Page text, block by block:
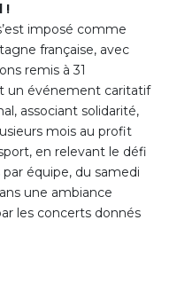
!
imposé comme
française, avec
remis à 31
un événement caritatif
associant solidarité,
mois au profit
en relevant le défi
équipe, du samedi
une ambiance
les concerts donnés